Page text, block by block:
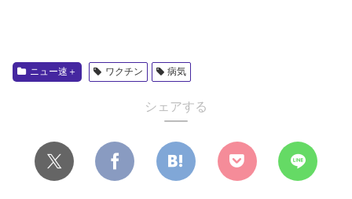
ニュー速＋ ワクチン 病気
シェアする